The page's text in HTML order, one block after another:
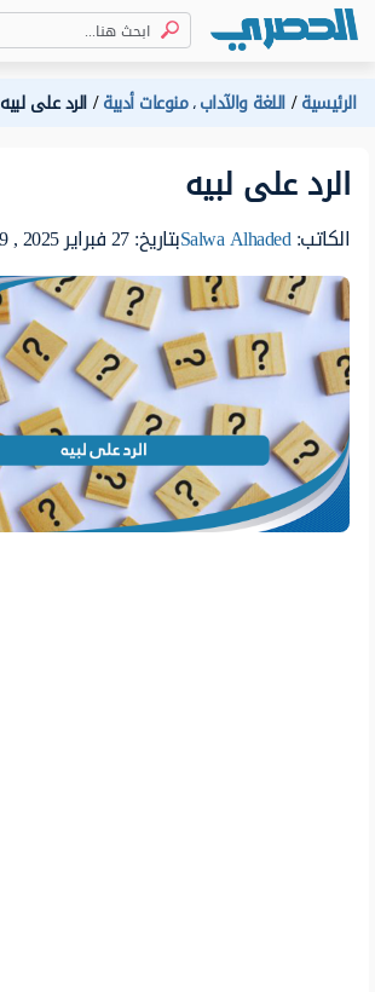
الرئيسية اللغة والآداب،منوعات أدبية الرد على لبيه
الرد على لبيه
الكاتب:Salwa Alhadedبتاريخ: 27 فبراير 2025 , 12:19